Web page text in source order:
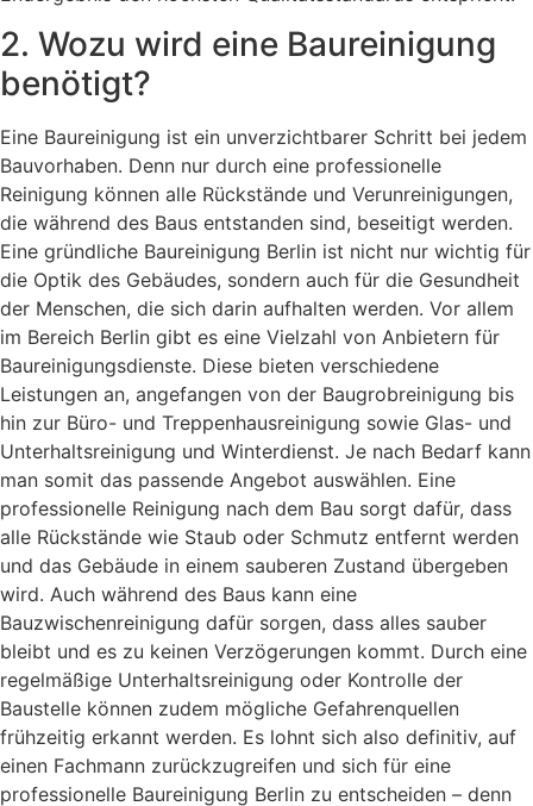
2. Wozu wird eine Baureinigung
benötigt?
Eine Baureinigung ist ein unverzichtbarer Schritt bei jedem
Bauvorhaben. Denn nur durch eine professionelle
Reinigung können alle Rückstände und Verunreinigungen,
die während des Baus entstanden sind, beseitigt werden.
Eine gründliche Baureinigung Berlin ist nicht nur wichtig für
die Optik des Gebäudes, sondern auch für die Gesundheit
der Menschen, die sich darin aufhalten werden. Vor allem
im Bereich Berlin gibt es eine Vielzahl von Anbietern für
Baureinigungsdienste. Diese bieten verschiedene
Leistungen an, angefangen von der Baugrobreinigung bis
hin zur Büro- und Treppenhausreinigung sowie Glas- und
Unterhaltsreinigung und Winterdienst. Je nach Bedarf kann
man somit das passende Angebot auswählen. Eine
professionelle Reinigung nach dem Bau sorgt dafür, dass
alle Rückstände wie Staub oder Schmutz entfernt werden
und das Gebäude in einem sauberen Zustand übergeben
wird. Auch während des Baus kann eine
Bauzwischenreinigung dafür sorgen, dass alles sauber
bleibt und es zu keinen Verzögerungen kommt. Durch eine
regelmäßige Unterhaltsreinigung oder Kontrolle der
Baustelle können zudem mögliche Gefahrenquellen
frühzeitig erkannt werden. Es lohnt sich also definitiv, auf
einen Fachmann zurückzugreifen und sich für eine
professionelle Baureinigung Berlin zu entscheiden – denn